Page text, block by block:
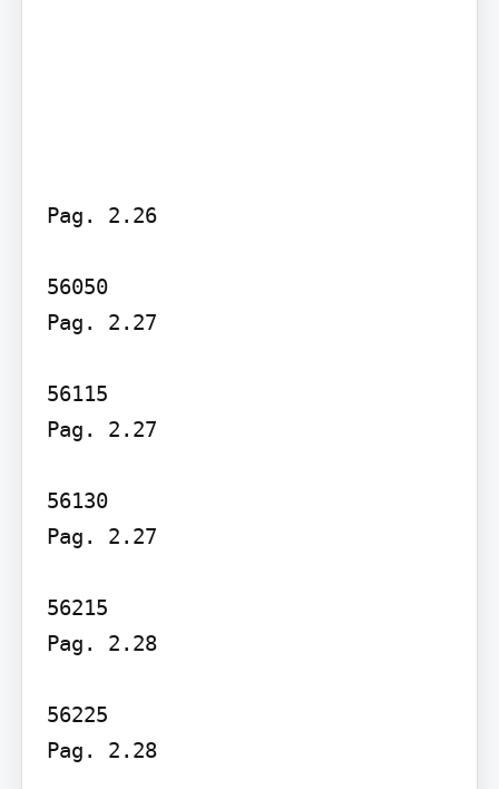
Pag. 2.26
56050
Pag. 2.27
56115
Pag. 2.27
56130
Pag. 2.27
56215
Pag. 2.28
56225
Pag. 2.28